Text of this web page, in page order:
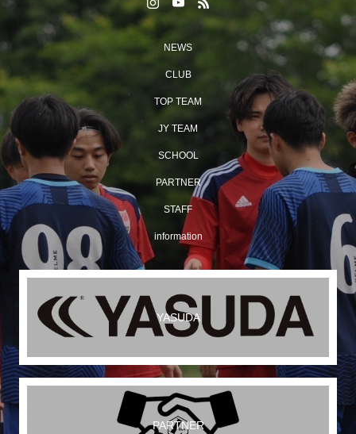
NEWS
CLUB
TOP TEAM
JY TEAM
SCHOOL
PARTNER
STAFF
information
YASUDA
PARTNER